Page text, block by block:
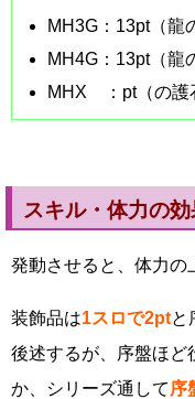
MH3G：13pt（龍
MH4G：13pt（龍
MHX ：pt（の護
スキル・体力の効
発動させると、体力の
装飾品は1スロで2ptと
後述するが、序盤ほど
か、シリーズ通して 序